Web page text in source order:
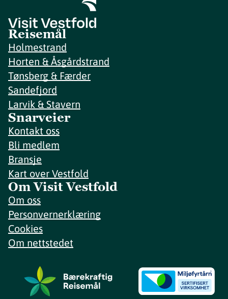
Reisemål
Holmestrand
Horten & Åsgårdstrand
Tønsberg & Færder
Sandefjord
Larvik & Stavern
Snarveier
Kontakt oss
Bli medlem
Bransje
Kart over Vestfold
Om Visit Vestfold
Om oss
Personvernerklæring
Cookies
Om nettstedet